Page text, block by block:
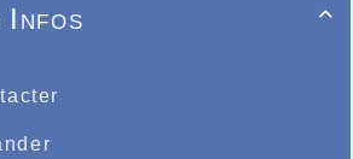

Infos